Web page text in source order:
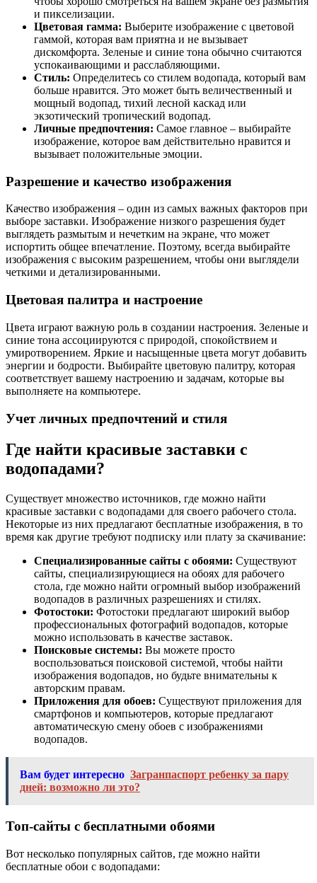
и пикселизации.
Цветовая гамма: Выберите изображение с цветовой
гаммой, которая вам приятна и не вызывает
дискомфорта. Зеленые и синие тона обычно считаются
успокаивающими и расслабляющими.
Стиль: Определитесь со стилем водопада, который вам
больше нравится. Это может быть величественный и
мощный водопад, тихий лесной каскад или
экзотический тропический водопад.
Личные предпочтения: Самое главное – выбирайте
изображение, которое вам действительно нравится и
вызывает положительные эмоции.
Разрешение и качество изображения
Качество изображения – один из самых важных факторов при
выборе заставки. Изображение низкого разрешения будет
выглядеть размытым и нечетким на экране, что может
испортить общее впечатление. Поэтому, всегда выбирайте
изображения с высоким разрешением, чтобы они выглядели
четкими и детализированными.
Цветовая палитра и настроение
Цвета играют важную роль в создании настроения. Зеленые и
синие тона ассоциируются с природой, спокойствием и
умиротворением. Яркие и насыщенные цвета могут добавить
энергии и бодрости. Выбирайте цветовую палитру, которая
соответствует вашему настроению и задачам, которые вы
выполняете на компьютере.
Учет личных предпочтений и стиля
Где найти красивые заставки с
водопадами?
Существует множество источников, где можно найти
красивые заставки с водопадами для своего рабочего стола.
Некоторые из них предлагают бесплатные изображения, в то
время как другие требуют подписку или плату за скачивание:
Специализированные сайты с обоями: Существуют
сайты, специализирующиеся на обоях для рабочего
стола, где можно найти огромный выбор изображений
водопадов в различных разрешениях и стилях.
Фотостоки: Фотостоки предлагают широкий выбор
профессиональных фотографий водопадов, которые
можно использовать в качестве заставок.
Поисковые системы: Вы можете просто
воспользоваться поисковой системой, чтобы найти
изображения водопадов, но будьте внимательны к
авторским правам.
Приложения для обоев: Существуют приложения для
смартфонов и компьютеров, которые предлагают
автоматическую смену обоев с изображениями
водопадов.
Вам будет интересно Загранпаспорт ребенку за пару
дней: возможно ли это?
Топ-сайты с бесплатными обоями
Вот несколько популярных сайтов, где можно найти
бесплатные обои с водопадами: